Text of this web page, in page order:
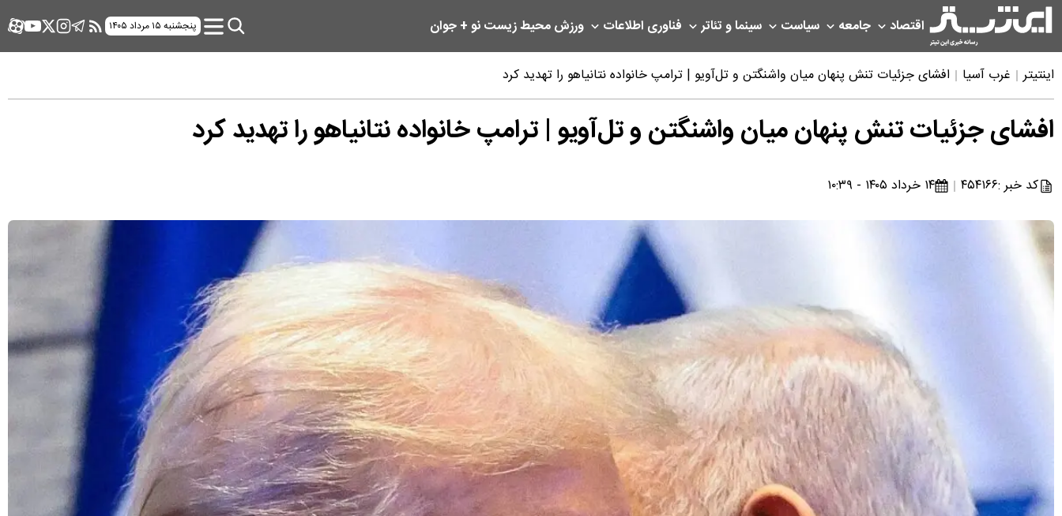
اقتصاد جامعه سیاست سینما و تئاتر فناوری اطلاعات ورزشمحیط زیستنو + جوان پنجشنبه ۱۵ مرداد ۱۴۰۵
اینتیتر غرب آسیا افشای جزئیات تنش پنهان میان واشنگتن و تل‌آویو | ترامپ خانواده نتانیاهو را تهدید کرد
افشای جزئیات تنش پنهان میان واشنگتن و تل‌آویو | ترامپ خانواده نتانیاهو را تهدید کرد
کد خبر :۴۵۴۱۶۶ ۱۴ خرداد ۱۴۰۵ - ۱۰:۳۹